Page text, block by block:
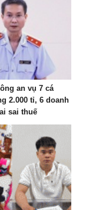
an vụ 7 cá
2.000 tỉ, 6 doanh
sai thuế